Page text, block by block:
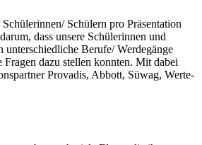
Schülern pro Präsentation
dass unsere Schülerinnen und
Berufe/ Werdegänge
dazu stellen konnten. Mit dabei
Provadis, Abbott, Süwag, Werte-